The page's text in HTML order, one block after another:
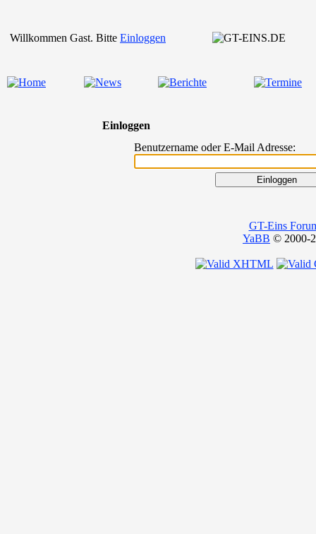
Willkommen Gast. Bitte Einloggen
Einloggen
Benutzername oder E-Mail Adresse:
GT-Eins
YaBB © 2000-